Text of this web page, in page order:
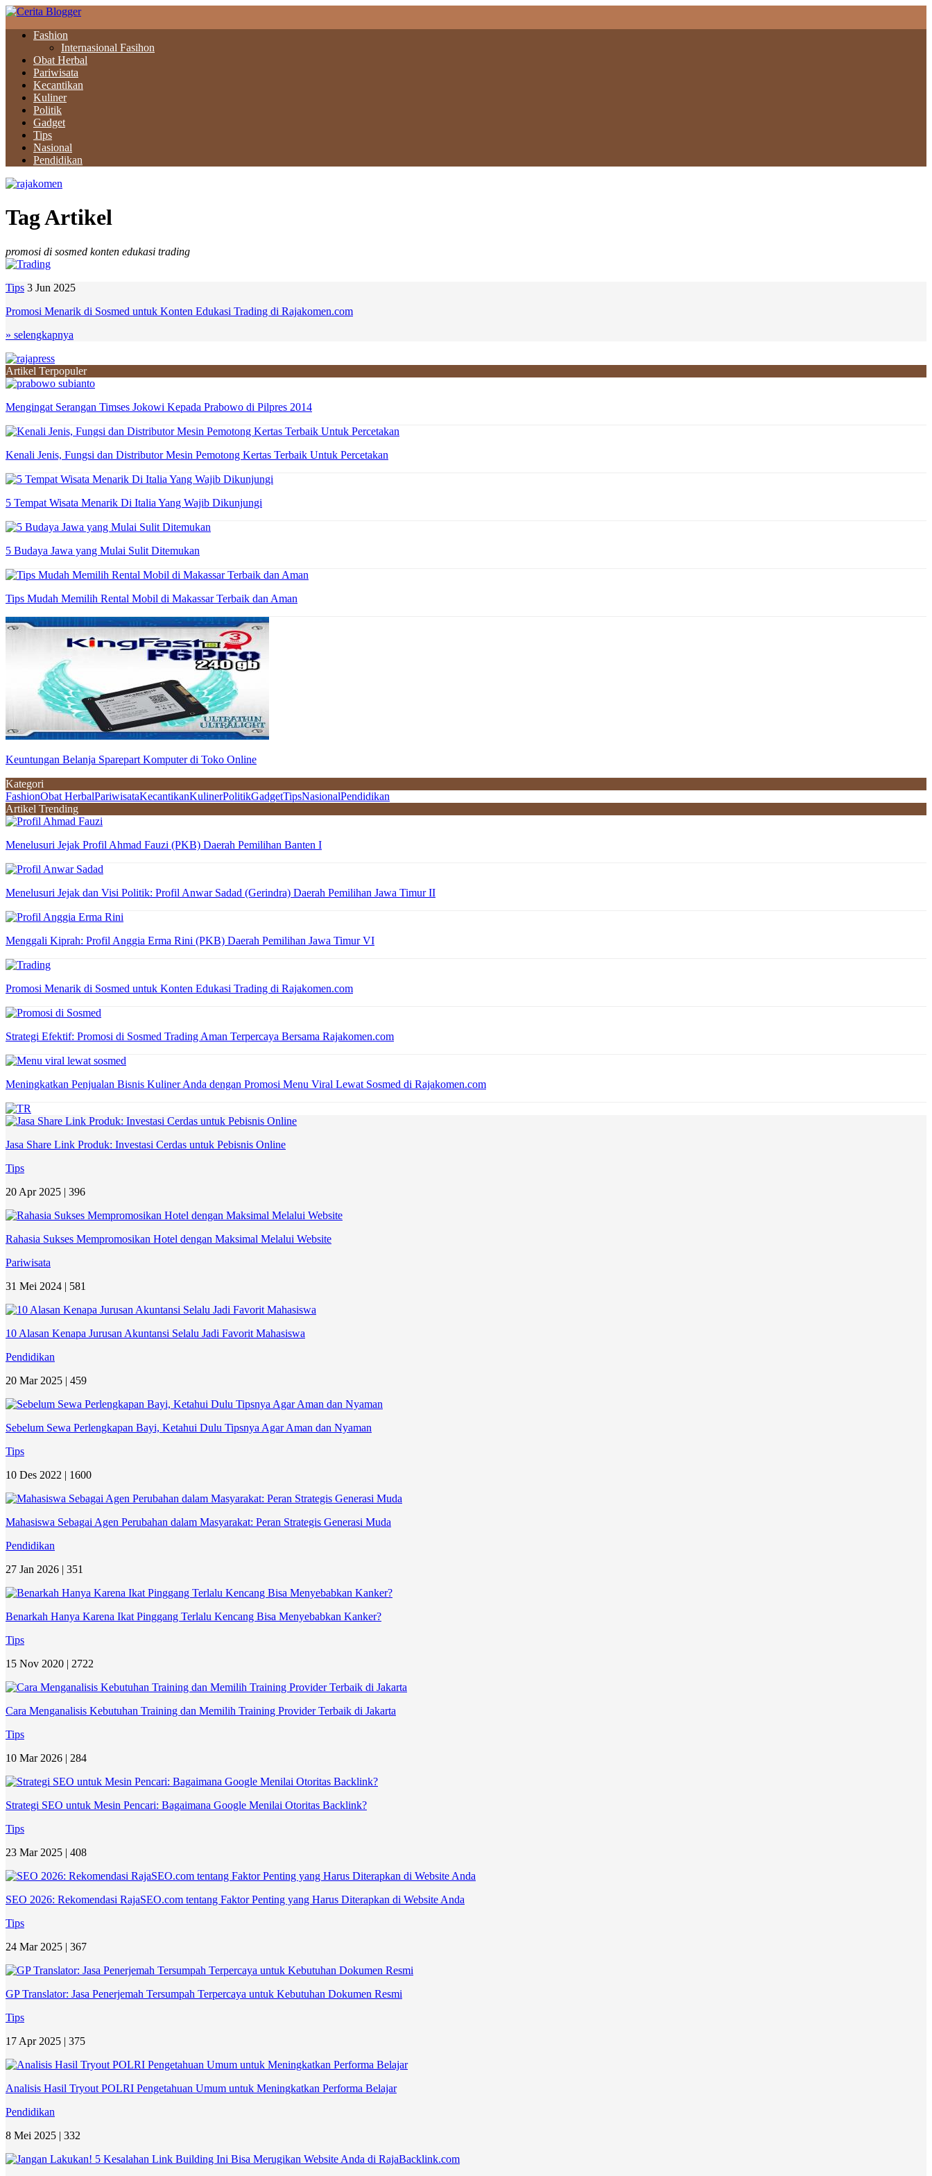
Fashion
Internasional Fasihon
Obat Herbal
Pariwisata
Kecantikan
Kuliner
Politik
Gadget
Tips
Nasional
Pendidikan
Tag Artikel
promosi di sosmed konten edukasi trading
Tips 3 Jun 2025
Promosi Menarik di Sosmed untuk Konten Edukasi Trading di Rajakomen.com
» selengkapnya
Artikel Terpopuler
Mengingat Serangan Timses Jokowi Kepada Prabowo di Pilpres 2014
Kenali Jenis, Fungsi dan Distributor Mesin Pemotong Kertas Terbaik Untuk Percetakan
5 Tempat Wisata Menarik Di Italia Yang Wajib Dikunjungi
5 Budaya Jawa yang Mulai Sulit Ditemukan
Tips Mudah Memilih Rental Mobil di Makassar Terbaik dan Aman
Keuntungan Belanja Sparepart Komputer di Toko Online
Kategori
FashionObat HerbalPariwisataKecantikanKulinerPolitikGadgetTipsNasionalPendidikan
Artikel Trending
Menelusuri Jejak Profil Ahmad Fauzi (PKB) Daerah Pemilihan Banten I
Menelusuri Jejak dan Visi Politik: Profil Anwar Sadad (Gerindra) Daerah Pemilihan Jawa Timur II
Menggali Kiprah: Profil Anggia Erma Rini (PKB) Daerah Pemilihan Jawa Timur VI
Promosi Menarik di Sosmed untuk Konten Edukasi Trading di Rajakomen.com
Strategi Efektif: Promosi di Sosmed Trading Aman Terpercaya Bersama Rajakomen.com
Meningkatkan Penjualan Bisnis Kuliner Anda dengan Promosi Menu Viral Lewat Sosmed di Rajakomen.com
Jasa Share Link Produk: Investasi Cerdas untuk Pebisnis Online
Tips
20 Apr 2025 | 396
Rahasia Sukses Mempromosikan Hotel dengan Maksimal Melalui Website
Pariwisata
31 Mei 2024 | 581
10 Alasan Kenapa Jurusan Akuntansi Selalu Jadi Favorit Mahasiswa
Pendidikan
20 Mar 2025 | 459
Sebelum Sewa Perlengkapan Bayi, Ketahui Dulu Tipsnya Agar Aman dan Nyaman
Tips
10 Des 2022 | 1600
Mahasiswa Sebagai Agen Perubahan dalam Masyarakat: Peran Strategis Generasi Muda
Pendidikan
27 Jan 2026 | 351
Benarkah Hanya Karena Ikat Pinggang Terlalu Kencang Bisa Menyebabkan Kanker?
Tips
15 Nov 2020 | 2722
Cara Menganalisis Kebutuhan Training dan Memilih Training Provider Terbaik di Jakarta
Tips
10 Mar 2026 | 284
Strategi SEO untuk Mesin Pencari: Bagaimana Google Menilai Otoritas Backlink?
Tips
23 Mar 2025 | 408
SEO 2026: Rekomendasi RajaSEO.com tentang Faktor Penting yang Harus Diterapkan di Website Anda
Tips
24 Mar 2025 | 367
GP Translator: Jasa Penerjemah Tersumpah Terpercaya untuk Kebutuhan Dokumen Resmi
Tips
17 Apr 2025 | 375
Analisis Hasil Tryout POLRI Pengetahuan Umum untuk Meningkatkan Performa Belajar
Pendidikan
8 Mei 2025 | 332